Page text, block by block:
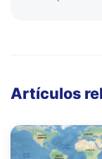
Artículos